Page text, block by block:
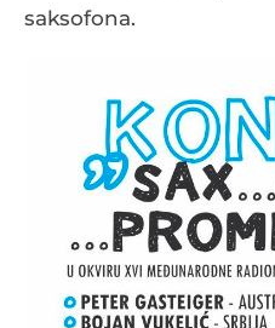
saksofona.